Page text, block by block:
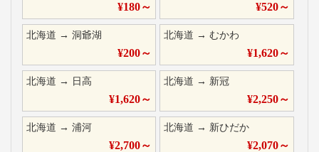
¥180～ ¥520～
北海道 → 洞爺湖
¥200～
北海道 →むかわ
¥1,620～
北海道 → 日高
¥1,620～
北海道 → 新冠
¥2,250～
北海道 → 浦河
¥2,700～
北海道 → 新ひだか
¥2,070～